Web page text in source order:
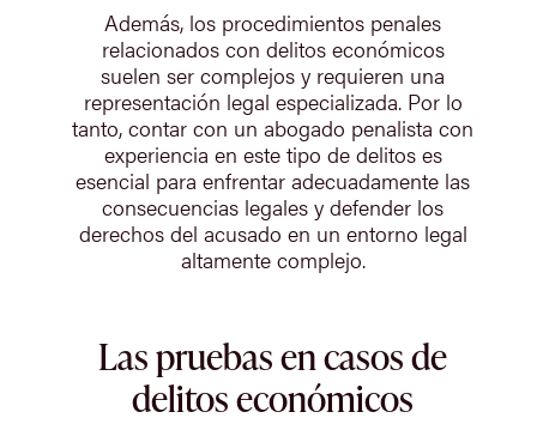
Además, los procedimientos penales
relacionados con delitos económicos
suelen ser complejos y requieren una
representación legal especializada. Por lo
tanto, contar con un abogado penalista con
experiencia en este tipo de delitos es
esencial para enfrentar adecuadamente las
consecuencias legales y defender los
derechos del acusado en un entorno legal
altamente complejo.
Las pruebas en casos de
delitos económicos